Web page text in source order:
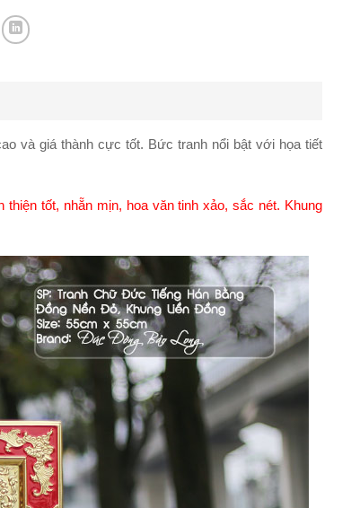
và giá thành cực tốt. Bức tranh nổi bật với họa tiết
tốt, nhẵn mịn, hoa văn tinh xảo, sắc nét. Khung